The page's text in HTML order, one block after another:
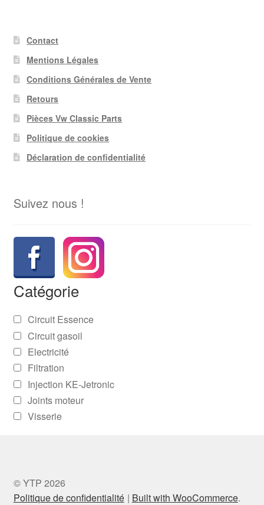
Contact
Mentions Légales
Conditions Générales de Vente
Retours
Pièces Vw Classic Parts
Politique de cookies
Déclaration de confidentialité
Suivez nous !
Catégorie
Circuit Essence
Circuit gasoil
Electricité
Filtration
Injection KE-Jetronic
Joints moteur
Visserie
© YTP 2026
Politique de confidentialité
Built with WooCommerce.